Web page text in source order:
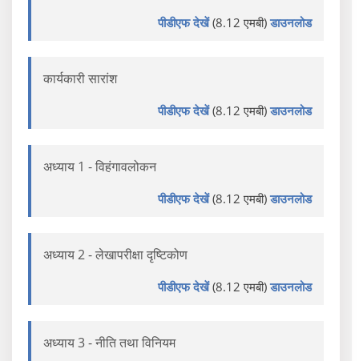
पीडीएफ देखें(8.12 एमबी)डाउनलोड
कार्यकारी सारांश
पीडीएफ देखें(8.12 एमबी)डाउनलोड
अध्याय 1 - विहंगावलोकन
पीडीएफ देखें(8.12 एमबी)डाउनलोड
अध्याय 2 - लेखापरीक्षा दृष्टिकोण
पीडीएफ देखें(8.12 एमबी)डाउनलोड
अध्याय 3 - नीति तथा विनियम